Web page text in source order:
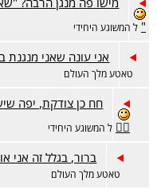
" ל המשוגע היחידי
אני עונה שאני מנגנת
טאטע מלך העולם
חח כן צודקת, יפה
👍🏻 ל המשוגע היחידי
ברור, בגלל זה אני
טאטע מלך העולם